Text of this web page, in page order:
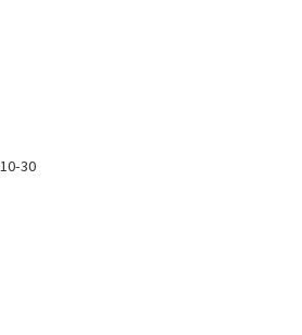
30